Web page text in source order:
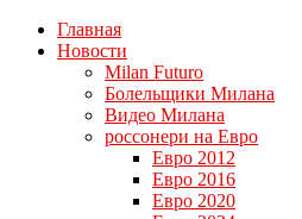
Главная
Новости
Milan Futuro
Болельщики Милана
Видео Милана
россонери на Евро
Евро 2012
Евро 2016
Евро 2020